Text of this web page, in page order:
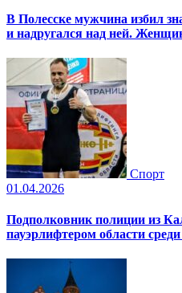
В Полесске мужчина избил
и надругался над ней.
Спорт
01.04.2026
Подполковник полиции из
пауэрлифтером области